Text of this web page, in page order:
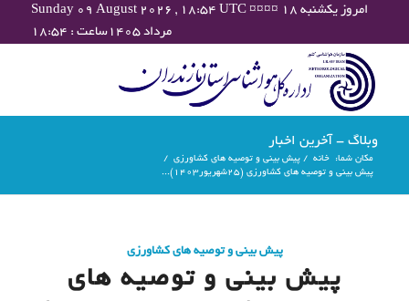
Sunday 09 August 2026 , 18:54 UTC ¤¤¤¤ امروز یکشنبه ۱۸
مرداد ۱۴۰۵ساعت : ۱۸:۵۴
وبلاگ - آخرین اخبار
مکان شما: خانه / پیش بینی و توصیه های کشاورزی /
پیش بینی و توصیه های کشاورزی (25شهریور۱۴۰۳)...
پیش بینی و توصیه های کشاورزی
پیش بینی و توصیه های